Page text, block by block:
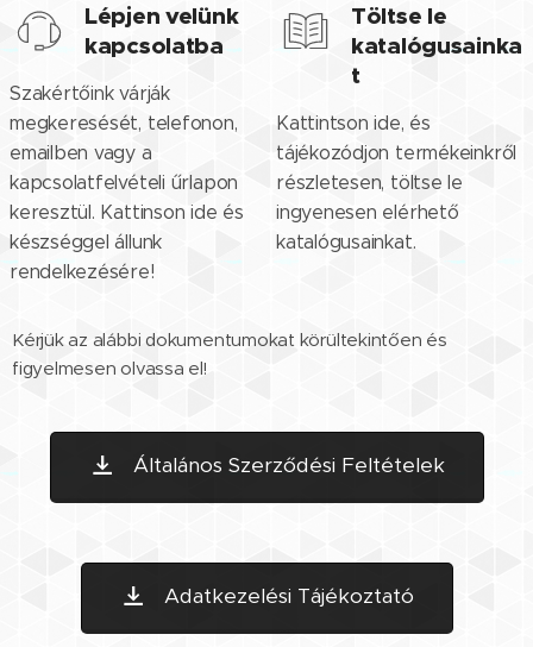
Lépjen velünk
kapcsolatba
Szakértőink várják
megkeresését, telefonon,
emailben vagy a
kapcsolatfelvételi űrlapon
keresztül. Kattinson ide és
készséggel állunk
rendelkezésére!
Töltse le
katalógusainka
t
Kattintson ide, és
tájékozódjon termékeinkről
részletesen, töltse le
ingyenesen elérhető
katalógusainkat.
Kérjük az alábbi dokumentumokat körültekintően és
figyelmesen olvassa el!
Általános Szerződési Feltételek
Adatkezelési Tájékoztató